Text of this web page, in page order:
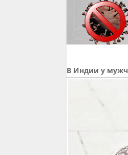
В Индии у